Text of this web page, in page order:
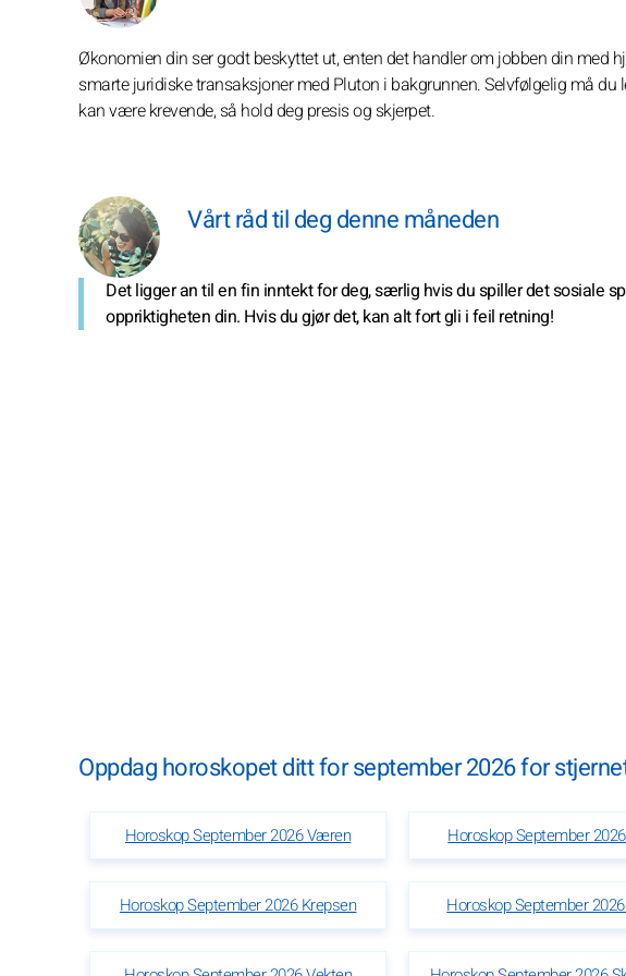
Økonomien din ser godt beskyttet ut, enten det handler om jobben din med
smarte juridiske transaksjoner med Pluton i bakgrunnen. Selvfølgelig må du
kan være krevende, så hold deg presis og skjerpet.
Vårt råd til deg denne måneden
Det ligger an til en fin inntekt for deg, særlig hvis du spiller det sosiale
oppriktigheten din. Hvis du gjør det, kan alt fort gli i feil retning!
Oppdag horoskopet ditt for september 2026 for
Horoskop September 2026 Væren Horoskop September
Horoskop September 2026 Krepsen Horoskop September